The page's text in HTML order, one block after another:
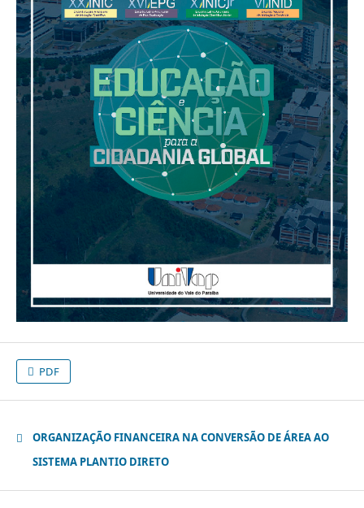
PDF
ORGANIZAÇÃO FINANCEIRA NA CONVERSÃO DE ÁREA AO
SISTEMA PLANTIO DIRETO